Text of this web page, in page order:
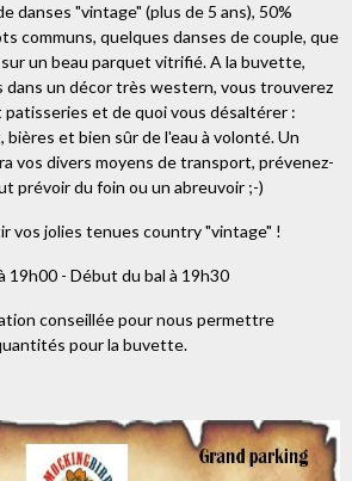
danses "vintage" (plus de 5 ans), 50%
communs, quelques danses de couple, que
un beau parquet vitrifié. A la buvette,
dans un décor très western, vous trouverez
et de quoi vous désaltérer :
et bien sûr de l'eau à volonté. Un
vos divers moyens de transport, prévenez-
prévoir du foin ou un abreuvoir ;-)
vos jolies tenues country "vintage" !
- Début du bal à 19h30
conseillée pour nous permettre
pour la buvette.